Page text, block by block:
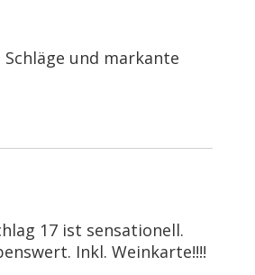
und markante
17 ist sensationell.
Inkl. Weinkarte!!!!